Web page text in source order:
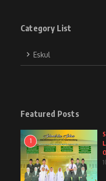
Category List
Eskul
Featured Posts
1